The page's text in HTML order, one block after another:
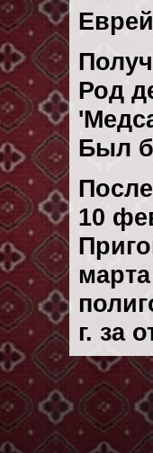
Род
Был
10
г. за